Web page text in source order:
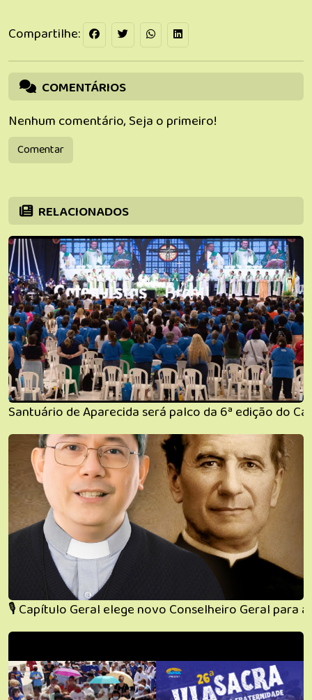
Compartilhe:
COMENTÁRIOS
Nenhum comentário, Seja o primeiro!
Comentar
RELACIONADOS
Santuário de Aparecida será palco da 6ª edição do
🎙️ Capítulo Geral elege novo Conselheiro Geral para